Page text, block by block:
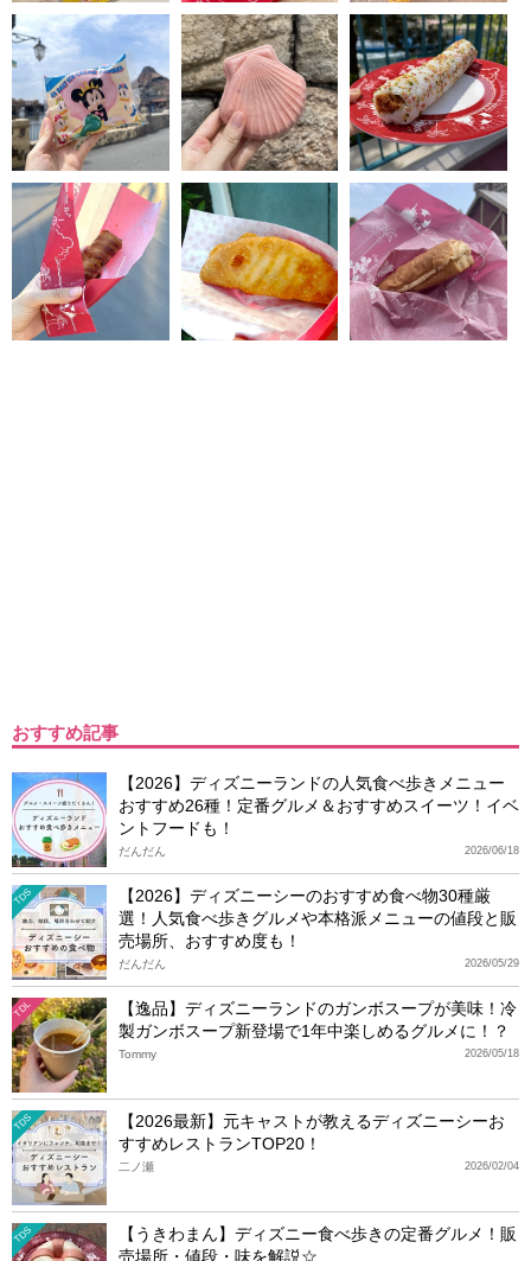
おすすめ記事
【2026】ディズニーランドの人気食べ歩きメニュー
おすすめ26種！定番グルメ＆おすすめスイーツ！イベ
ントフードも！
2026/06/18
だんだん
TDS
【2026】ディズニーシーのおすすめ食べ物30種厳
選！人気食べ歩きグルメや本格派メニューの値段と販
売場所、おすすめ度も！
2026/05/29
だんだん
TDL
【逸品】ディズニーランドのガンボスープが美味！冷
製ガンボスープ新登場で1年中楽しめるグルメに！？
2026/05/18
Tommy
TDS
【2026最新】元キャストが教えるディズニーシーお
すすめレストランTOP20！
2026/02/04
二ノ瀬
TDS
【うきわまん】ディズニー食べ歩きの定番グルメ！販
売場所・値段・味を解説☆